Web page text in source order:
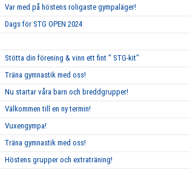
Var med på höstens roligaste gympaläger!
Dags för STG OPEN 2024
Stötta din förening & vinn ett fint " STG-kit"
Träna gymnastik med oss!
Nu startar våra barn och breddgrupper!
Välkommen till en ny termin!
Vuxengympa!
Träna gymnastik med oss!
Höstens grupper och extraträning!